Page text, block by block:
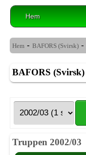
Hem
Hem - BAFORS (Svirsk) -
BAFORS (Svirsk)
Truppen 2002/03